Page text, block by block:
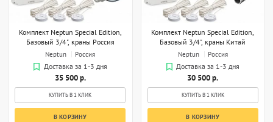
Комплект Neptun Special Edition,
Базовый 3/4", краны Россия
Neptun
Россия
Доставка за 1-3 дня
35 500 р.
КУПИТЬ В 1 КЛИК
В КОРЗИНУ
Комплект Neptun Special Edition,
Базовый 3/4", краны Китай
Neptun
Россия
Доставка за 1-3 дня
30 500 р.
КУПИТЬ В 1 КЛИК
В КОРЗИНУ